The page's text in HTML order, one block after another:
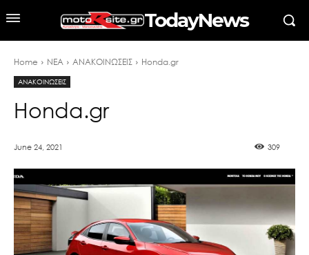
TodayNews
Home ΝΕΑ ΑΝΑΚΟΙΝΩΣΕΙΣ Honda.gr
ΑΝΑΚΟΙΝΩΣΕΙΣ
Honda.gr
June 24, 2021 309